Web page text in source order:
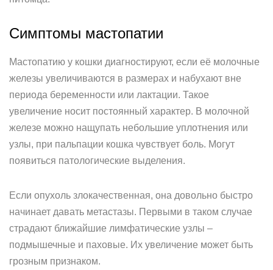
Симптомы мастопатии
Мастопатию у кошки диагностируют, если её молочные
железы увеличиваются в размерах и набухают вне
периода беременности или лактации. Такое
увеличение носит постоянный характер. В молочной
железе можно нащупать небольшие уплотнения или
узлы, при пальпации кошка чувствует боль. Могут
появиться патологические выделения.
Если опухоль злокачественная, она довольно быстро
начинает давать метастазы. Первыми в таком случае
страдают ближайшие лимфатические узлы –
подмышечные и паховые. Их увеличение может быть
грозным признаком.